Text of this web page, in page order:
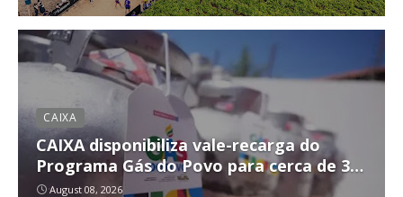
CAIXA
CAIXA disponibiliza vale-recarga do
Programa Gás do Povo para cerca de 3,2
milhões de famílias nesta segunda-feira
August 08, 2026